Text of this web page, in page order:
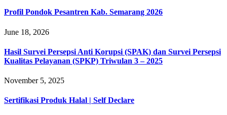
Profil Pondok Pesantren Kab. Semarang 2026
June 18, 2026
Hasil Survei Persepsi Anti Korupsi (SPAK) dan Survei Persepsi
Kualitas Pelayanan (SPKP) Triwulan 3 – 2025
November 5, 2025
Sertifikasi Produk Halal | Self Declare